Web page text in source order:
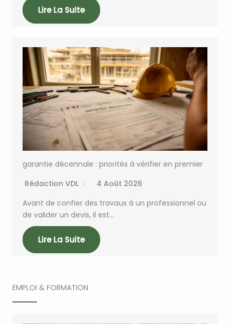
Lire La Suite
garantie décennale : priorités à vérifier en premier
Rédaction VDL
4 Août 2026
Avant de confier des travaux à un professionnel ou
de valider un devis, il est…
Lire La Suite
EMPLOI & FORMATION